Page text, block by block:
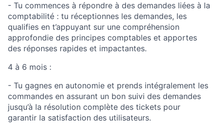
- Tu commences à répondre à des demandes liées à la
comptabilité : tu réceptionnes les demandes, les
qualifies en t’appuyant sur une compréhension
approfondie des principes comptables et apportes
des réponses rapides et impactantes.
4 à 6 mois :
- Tu gagnes en autonomie et prends intégralement les
commandes en assurant un bon suivi des demandes
jusqu’à la résolution complète des tickets pour
garantir la satisfaction des utilisateurs.